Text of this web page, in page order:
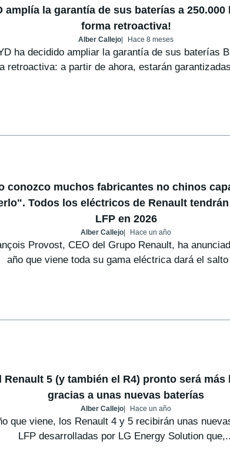
amplía la garantía de sus baterías a 250.000
forma retroactiva!
Alber Callejo Hace 8 meses
ha decidido ampliar la garantía de sus baterías
retroactiva: a partir de ahora, estarán
conozco muchos fabricantes no chinos
Todos los eléctricos de Renault
LFP en 2026
Alber Callejo Hace un año
Provost, CEO del Grupo Renault, ha
año que viene toda su gama eléctrica dará el
Renault 5 (y también el R4) pronto será más
gracias a unas nuevas baterías
Alber Callejo Hace un año
que viene, los Renault 4 y 5 recibirán unas
LFP desarrolladas por LG Energy Solution